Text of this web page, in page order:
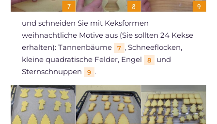
und schneiden Sie mit Keksformen
weihnachtliche Motive aus (Sie sollten 24 Kekse
erhalten): Tannenbäume
7 , Schneeflocken,
kleine quadratische Felder, Engel
8
und
Sternschnuppen
9 .